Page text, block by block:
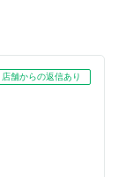
店舗からの返信あり